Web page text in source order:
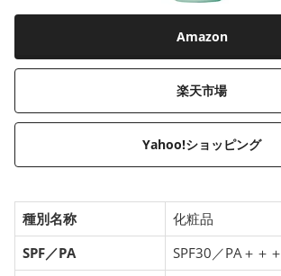
Amazon
楽天市場
Yahoo!ショッピング
種別名称
化粧品
SPF／PA
SPF30／PA＋＋＋